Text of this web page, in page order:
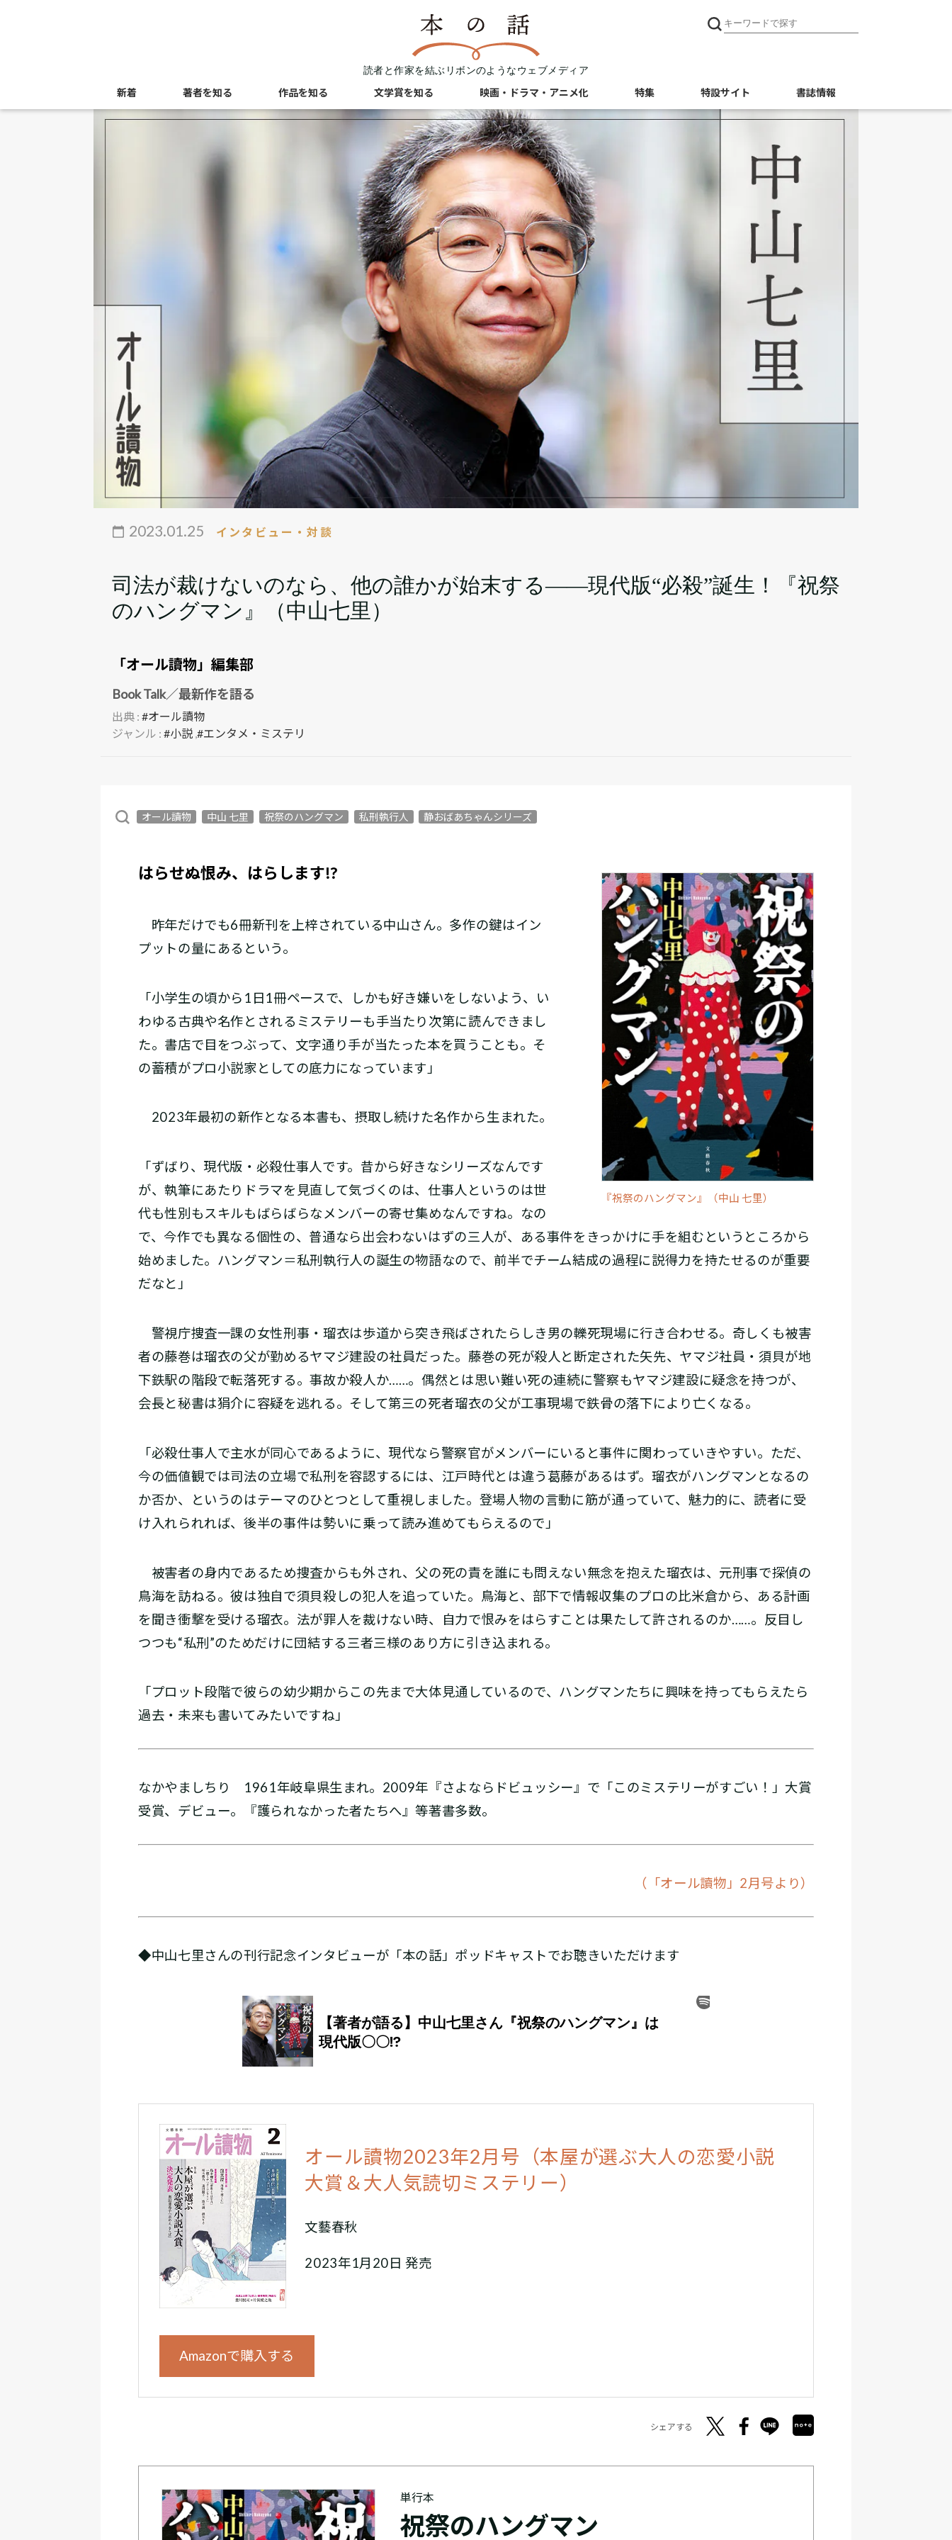
読者と作家を結ぶリボンのようなウェブメディア
新着 著者を知る 作品を知る 文学賞を知る 映画・ドラマ・アニメ化 特集 特設サイト 書誌情報
2023.01.25 インタビュー・対談
司法が裁けないのなら、他の誰かが始末する――現代版“必殺”誕生！『祝祭
のハングマン』（中山七里）
「オール讀物」編集部
Book Talk／最新作を語る
出典 : #オール讀物
ジャンル : #小説,#エンタメ・ミステリ
オール讀物 中山 七里 祝祭のハングマン 私刑執行人 静おばあちゃんシリーズ
『祝祭のハングマン』（中山 七里）
はらせぬ恨み、はらします!?
昨年だけでも6冊新刊を上梓されている中山さん。多作の鍵はイン
プットの量にあるという。
「小学生の頃から1日1冊ペースで、しかも好き嫌いをしないよう、い
わゆる古典や名作とされるミステリーも手当たり次第に読んできまし
た。書店で目をつぶって、文字通り手が当たった本を買うことも。そ
の蓄積がプロ小説家としての底力になっています」
2023年最初の新作となる本書も、摂取し続けた名作から生まれた。
「ずばり、現代版・必殺仕事人です。昔から好きなシリーズなんです
が、執筆にあたりドラマを見直して気づくのは、仕事人というのは世
代も性別もスキルもばらばらなメンバーの寄せ集めなんですね。なの
で、今作でも異なる個性の、普通なら出会わないはずの三人が、ある事件をきっかけに手を組むというところから
始めました。ハングマン＝私刑執行人の誕生の物語なので、前半でチーム結成の過程に説得力を持たせるのが重要
だなと」
警視庁捜査一課の女性刑事・瑠衣は歩道から突き飛ばされたらしき男の轢死現場に行き合わせる。奇しくも被害
者の藤巻は瑠衣の父が勤めるヤマジ建設の社員だった。藤巻の死が殺人と断定された矢先、ヤマジ社員・須貝が地
下鉄駅の階段で転落死する。事故か殺人か……。偶然とは思い難い死の連続に警察もヤマジ建設に疑念を持つが、
会長と秘書は狷介に容疑を逃れる。そして第三の死者――瑠衣の父が工事現場で鉄骨の落下により亡くなる。
「必殺仕事人で主水が同心であるように、現代なら警察官がメンバーにいると事件に関わっていきやすい。ただ、
今の価値観では司法の立場で私刑を容認するには、江戸時代とは違う葛藤があるはず。瑠衣がハングマンとなるの
か否か、というのはテーマのひとつとして重視しました。登場人物の言動に筋が通っていて、魅力的に、読者に受
け入れられれば、後半の事件は勢いに乗って読み進めてもらえるので」
被害者の身内であるため捜査からも外され、父の死の責を誰にも問えない無念を抱えた瑠衣は、元刑事で探偵の
鳥海を訪ねる。彼は独自で須貝殺しの犯人を追っていた。鳥海と、部下で情報収集のプロの比米倉から、ある計画
を聞き衝撃を受ける瑠衣。法が罪人を裁けない時、自力で恨みをはらすことは果たして許されるのか……。反目し
つつも“私刑”のためだけに団結する三者三様のあり方に引き込まれる。
「プロット段階で彼らの幼少期からこの先まで大体見通しているので、ハングマンたちに興味を持ってもらえたら
過去・未来も書いてみたいですね」
なかやましちり 1961年岐阜県生まれ。2009年『さよならドビュッシー』で「このミステリーがすごい！」大賞
受賞、デビュー。『護られなかった者たちへ』等著書多数。
（「オール讀物」2月号より）
◆中山七里さんの刊行記念インタビューが「本の話」ポッドキャストでお聴きいただけます
オール讀物2023年2月号（本屋が選ぶ大人の恋愛小説
大賞＆大人気読切ミステリー）
文藝春秋
2023年1月20日 発売
Amazonで購入する
シェアする
単行本
祝祭のハングマン